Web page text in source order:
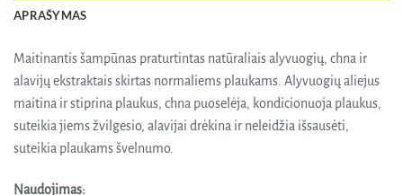
APRAŠYMAS
Maitinantis šampūnas praturtintas natūraliais alyvuogių, chna ir
alavijų ekstraktais skirtas normaliems plaukams. Alyvuogių aliejus
maitina ir stiprina plaukus, chna puoselėja, kondicionuoja plaukus,
suteikia jiems žvilgesio, alavijai drėkina ir neleidžia išsausėti,
suteikia plaukams švelnumo.
Naudojimas: